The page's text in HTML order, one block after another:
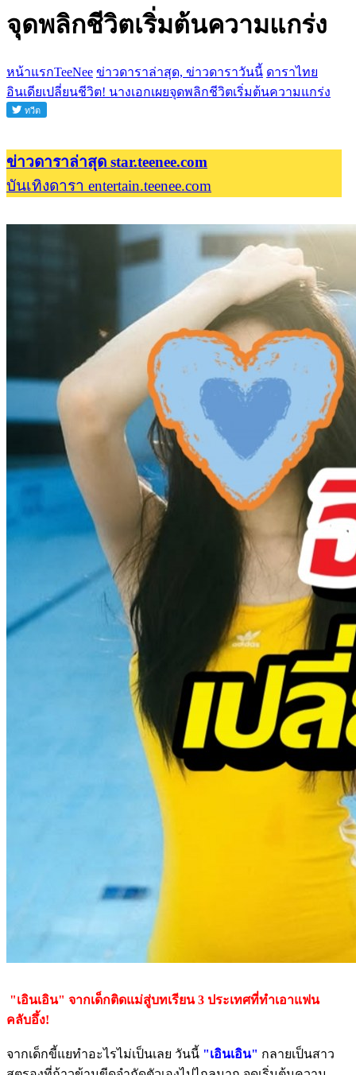
จุดพลิกชีวิตเริ่มต้นความแกร่ง
หน้าแรกTeeNee ข่าวดาราล่าสุด, ข่าวดาราวันนี้ ดาราไทย
อินเดียเปลี่ยนชีวิต! นางเอกเผยจุดพลิกชีวิตเริ่มต้นความแกร่ง
ข่าวดาราล่าสุด star.teenee.com
บันเทิงดารา entertain.teenee.com
"เอินเอิน" จากเด็กติดแม่สู่บทเรียน 3 ประเทศที่ทำเอาแฟน
คลับอึ้ง!
จากเด็กขี้แยทำอะไรไม่เป็นเลย วันนี้ "เอินเอิน" กลายเป็นสาว